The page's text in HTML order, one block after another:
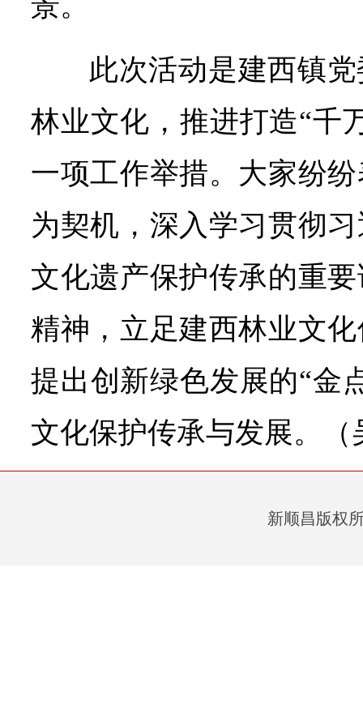
此次活动是建西镇
林业文化，推进打造“千
一项工作举措。大家纷
为契机，深入学习贯彻
文化遗产保护传承的重
精神，立足建西林业文
提出创新绿色发展的“金
文化保护传承与发展。（
新顺昌版权